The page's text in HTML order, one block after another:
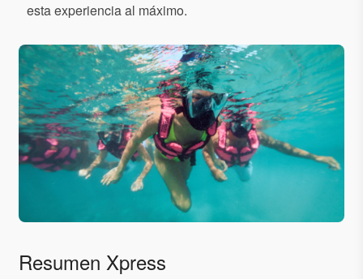
esta experiencia al máximo.
Resumen Xpress